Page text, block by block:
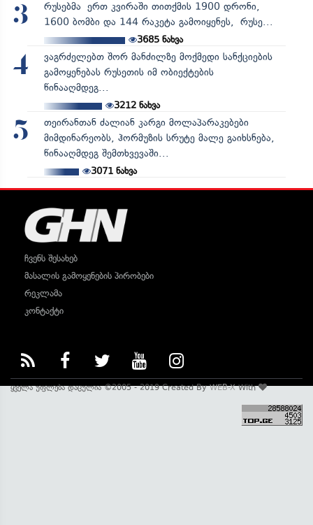
3
რუსებმა ერთ კვირაში თითქმის 1900 დრონი,
1600 ბომბი და 144 რაკეტა გამოიყენეს, რუსე...
3685ნახვა
4
ვაგრძელებთ შორ მანძილზე მოქმედი სანქციების
გამოყენებას რუსეთის იმ ობიექტების
წინააღმდეგ...
3212ნახვა
5
თეირანთან ძალიან კარგი მოლაპარაკებები
მიმდინარეობს, ჰორმუზის სრუტე მალე გაიხსნება,
წინააღმდეგ შემთხვევაში...
3071ნახვა
ჩვენს შესახებ
მასალის გამოყენების პირობები
რეკლამა
კონტაქტი
ყველა უფლება დაცულია ©2005 - 2019 Created ByWEB-XWith